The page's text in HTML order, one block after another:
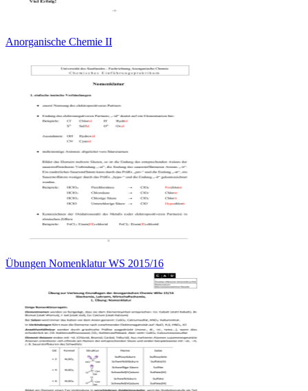
Anorganische Chemie II
Übungen Nomenklatur WS 2015/16